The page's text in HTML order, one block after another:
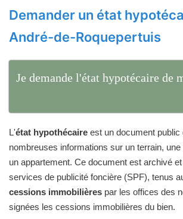
Demander un état
André-de-Roquepertuis
Je demande l'état hypotécaire de
L'état hypothécaire est un document public
nombreuses informations sur un terrain,
un appartement. Ce document est archivé
services de publicité foncière (SPF), tenus
cessions immobilières par les offices des
signées les cessions immobilières du bien.